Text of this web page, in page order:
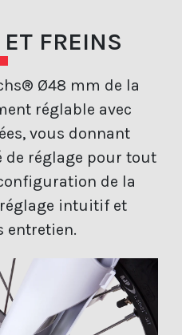
FREINS
Ø48 mm de la
réglable avec
vous donnant
de réglage pour tout
de la
intuitif et
entretien.